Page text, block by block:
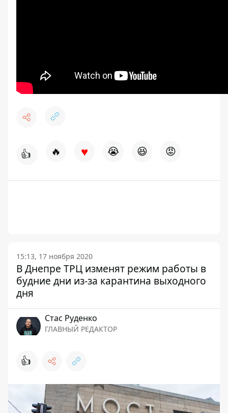
👍 🔥 ♥ 😭 😆 😡
15:13, 17 ноября 2020
В Днепре ТРЦ изменят режим работы в
будние дни из-за карантина выходного
дня
Стаc Руденко
ГЛАВНЫЙ РЕДАКТОР
👍